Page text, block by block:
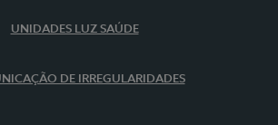
UNIDADES LUZ SAÚDE
DE IRREGULARIDADES